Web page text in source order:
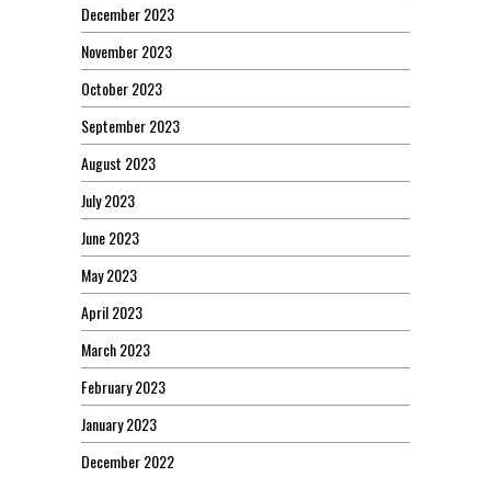
December 2023
November 2023
October 2023
September 2023
August 2023
July 2023
June 2023
May 2023
April 2023
March 2023
February 2023
January 2023
December 2022